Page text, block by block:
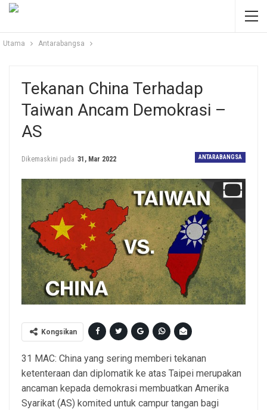
Utama Antarabangsa
Tekanan China Terhadap
Taiwan Ancam Demokrasi –
AS
ANTARABANGSA
Dikemaskini pada 31, Mar 2022
Kongsikan
31 MAC: China yang sering memberi tekanan
ketenteraan dan diplomatik ke atas Taipei merupakan
ancaman kepada demokrasi membuatkan Amerika
Syarikat (AS) komited untuk campur tangan bagi